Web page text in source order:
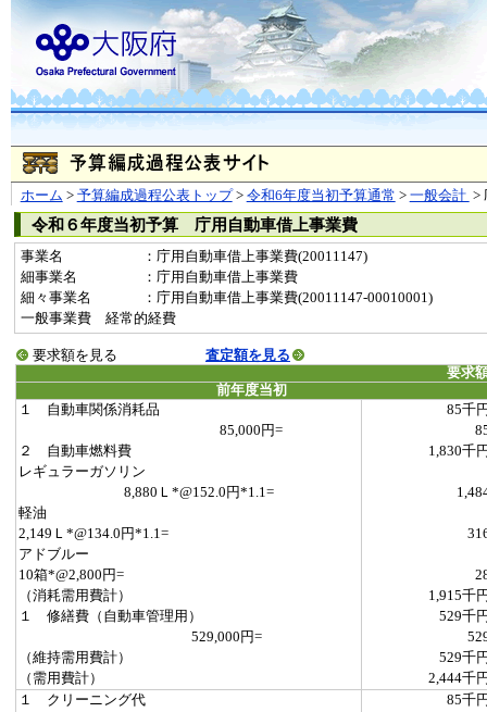
ホーム > 予算編成過程公表トップ> 令和6年度当初予算通常 > 一般会計 >
令和６年度当初予算 庁用自動車借上事業費
事業名
：庁用自動車借上事業費(20011147)
細事業名
：庁用自動車借上事業費
細々事業名
：庁用自動車借上事業費(20011147-00010001)
一般事業費 経常的経費
要求額を見る
査定額を見る
要求
前年度当初
１ 自動車関係消耗品
85千
85,000円=
２ 自動車燃料費
1,830千
レギュラーガソリン
8,880Ｌ*@152.0円*1.1=
軽油
2,149Ｌ*@134.0円*1.1=
アドブルー
10箱*@2,800円=
（消耗需用費計）
1,915千
１ 修繕費（自動車管理用）
529千
529,000円=
（維持需用費計）
529千
（需用費計）
2,444千
１ クリーニング代
85千